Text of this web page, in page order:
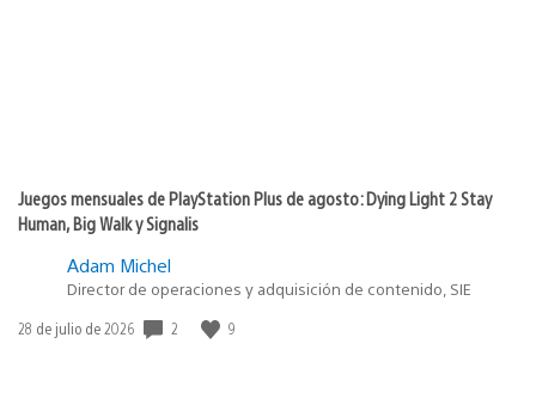
Juegos mensuales de PlayStation Plus de agosto: Dying Light 2 Stay
Human, Big Walk y Signalis
Adam Michel
Director de operaciones y adquisición de contenido, SIE
Fecha
28 de julio de 2026 2 9